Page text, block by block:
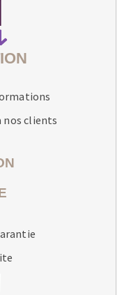
nos clients